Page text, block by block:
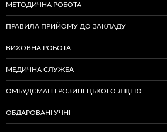
МЕТОДИЧНА РОБОТА
ПРАВИЛА ПРИЙОМУ ДО ЗАКЛАДУ
ВИХОВНА РОБОТА
МЕДИЧНА СЛУЖБА
ОМБУДСМАН ГРОЗИНЕЦЬКОГО ЛІЦЕЮ
ОБДАРОВАНІ УЧНІ